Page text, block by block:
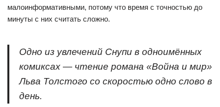
малоинформативными, потому что время с точностью до
минуты с них считать сложно.
Одно из увлечений Снупи в одноимённых
комиксах — чтение романа «Война и мир»
Льва Толстого со скоростью одно слово в
день.